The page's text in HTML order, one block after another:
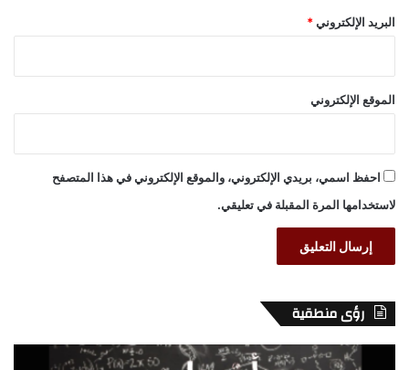
البريد الإلكتروني *
الموقع الإلكتروني
احفظ اسمي، بريدي الإلكتروني، والموقع الإلكتروني في هذا المتصفح
لاستخدامها المرة المقبلة في تعليقي.
رؤى منطقية